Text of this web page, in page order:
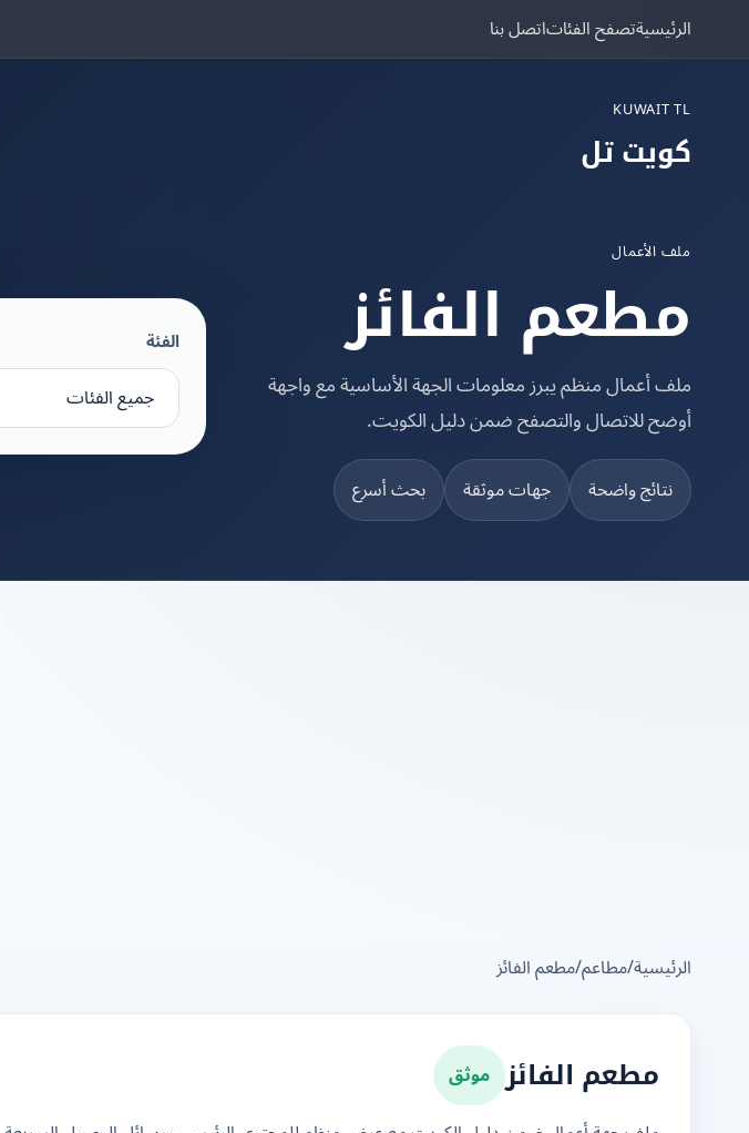
الرئيسيةتصفح الفئاتاتصل بنا
KUWAIT TL
كويت تل
ملف الأعمال
مطعم الفائز
ملف أعمال منظم يبرز معلومات الجهة الأساسية مع واجهة
أوضح للاتصال والتصفح ضمن دليل الكويت.
نتائج واضحة جهات موثقة بحث أسرع
الفئة
الرئيسية/مطاعم/مطعم الفائز
مطعم الفائز
موثق